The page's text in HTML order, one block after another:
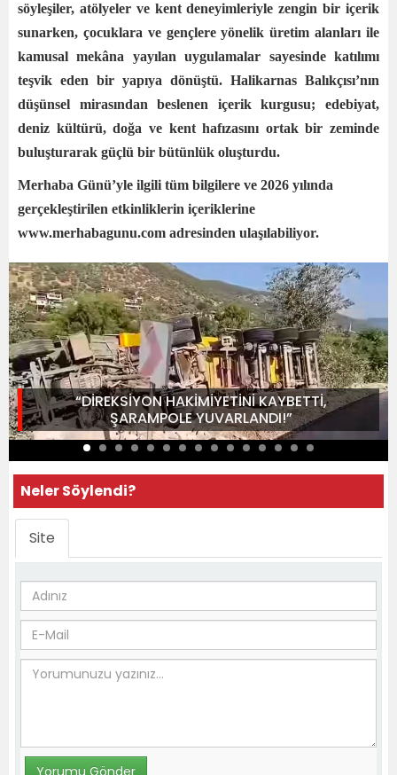
söyleşiler, atölyeler ve kent deneyimleriyle zengin bir içerik
sunarken, çocuklara ve gençlere yönelik üretim alanları ile
kamusal mekâna yayılan uygulamalar sayesinde katılımı
teşvik eden bir yapıya dönüştü. Halikarnas Balıkçısı’nın
düşünsel mirasından beslenen içerik kurgusu; edebiyat,
deniz kültürü, doğa ve kent hafızasını ortak bir zeminde
buluşturarak güçlü bir bütünlük oluşturdu.
Merhaba Günü’yle ilgili tüm bilgilere ve 2026 yılında
gerçekleştirilen etkinliklerin içeriklerine
www.merhabagunu.com⁠ adresinden ulaşılabiliyor.
“DİREKSİYON HAKİMİYETİNİ KAYBETTİ,
ŞARAMPOLE YUVARLANDI!”
Neler Söylendi?
Site